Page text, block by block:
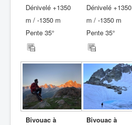
Dénivelé +1350
m / -1350 m
Pente 35°
Dénivelé +1350
m / -1350 m
Pente 35°
Bivouac à
Bivouac à